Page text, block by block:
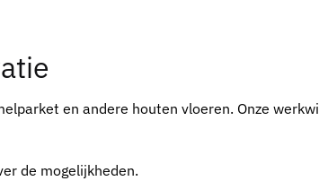
en andere houten vloeren. Onze
de mogelijkheden.